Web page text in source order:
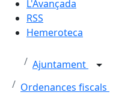
L'Avançada
RSS
Hemeroteca
Ajuntament
Ordenances fiscals